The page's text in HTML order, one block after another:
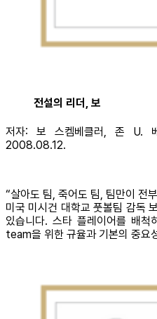
전설의 리더, 보
저자: 보 스켐베클러, 존 U.
2008.08.12.
“살아도 팀, 죽어도 팀, 팀만이 전
미국 미시건 대학교 풋볼팀 감독
있습니다. 스타 플레이어를 배
team을 위한 규율과 기본의 중요